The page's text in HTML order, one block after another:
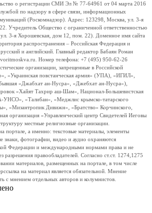
о регистрации СМИ Эл № 77-64961 от 04 марта 2016
по надзору в сфере связи, информационных
(Роскомнадзор). Адрес: 123298, Москва, ул. 3-я
Учредитель Общество с ограниченной ответственностью
3-я Хорошевская, дом 12, пом. 22). Доменное имя сайта
распространения – Российская Федерация и
и английский. Главный редактор Бабаян Роман
Номер телефона: +7 (495) 950-62-26
организации, запрещенные в Российской
«Украинская повстанческая армия» (УПА), «ИГИЛ»,
«Джабхат ан-Нусра», «Джебхат ан-Нусра»),
«Хайят Тахрир аш-Шам», Национал-Большевистская
«Талибан», «Меджлис крымско-татарского
«Мизантропик Дивижн», «Братство» Корчинского,
организация «Управленческий центр Свидетелей Иеговы
местные религиозные организации.
портале, а именно: текстовые материалы, элементы
знаки, фотографии, видео и аудио охраняются
Федерации и международными нормами права и не
разрешения правообладателей. Согласно ст.ст. 1274,1275
материалов, размещенных на портале, в том числе
на материал является обязательной. Мнение
с мнением отдельных авторов и колумнистов.